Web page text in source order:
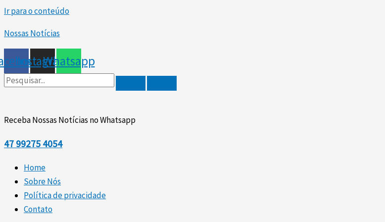
Ir para o conteúdo
Nossas Notícias
InstagramWhatsapp
Receba Nossas Notícias no Whatsapp
47 99275 4054
Home
Sobre Nós
Política de privacidade
Contato